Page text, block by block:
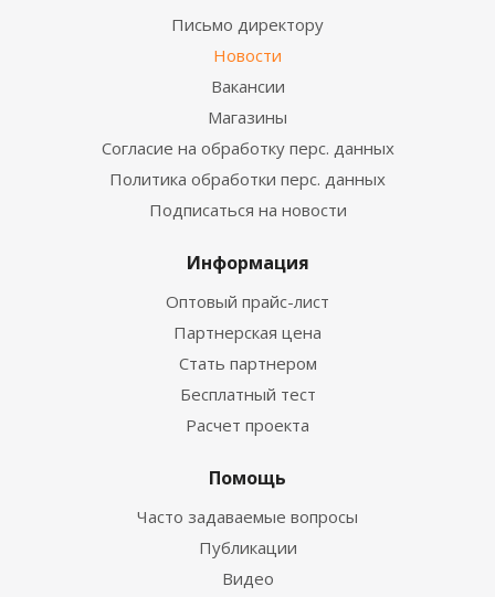
Письмо директору
Новости
Вакансии
Магазины
Согласие на обработку перс. данных
Политика обработки перс. данных
Подписаться на новости
Информация
Оптовый прайс-лист
Партнерская цена
Стать партнером
Бесплатный тест
Расчет проекта
Помощь
Часто задаваемые вопросы
Публикации
Видео